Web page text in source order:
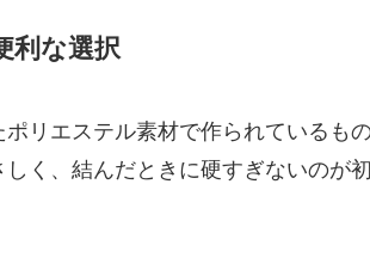
利な選択
リエステル素材で作られているもの
く、結んだときに硬すぎないのが